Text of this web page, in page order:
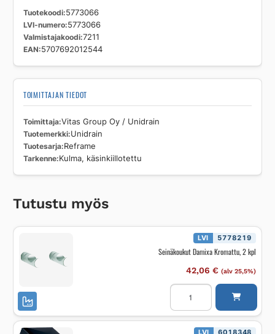
Tuotekoodi 5773066
LVI-numero 5773066
Valmistajakoodi 7211
EAN 5707692012544
TOIMITTAJAN TIEDOT
Toimittaja Vitas Group Oy / Unidrain
Tuotemerkki Unidrain
Tuotesarja Reframe
Tarkenne Kulma, käsinkiillotettu
Tutustu myös
LVI 5778219
Seinäkoukut Damixa Kromattu, 2 kpl
42,06 € (alv 25,5%)
Seinäkoukut
Damixa
2
kpl
määrä LVI 6018348